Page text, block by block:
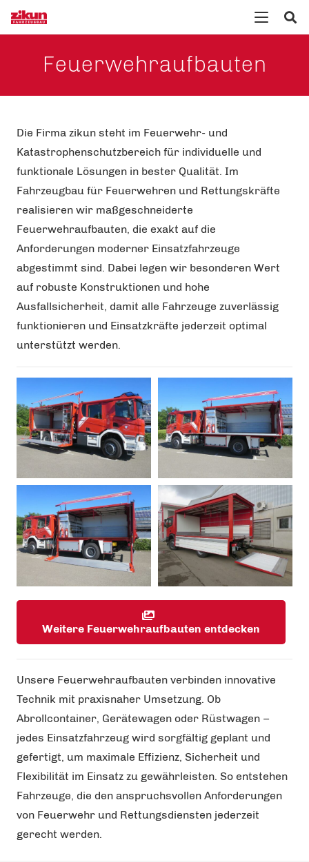
Feuerwehraufbauten
Die Firma zikun steht im Feuerwehr- und
Katastrophenschutzbereich für individuelle und
funktionale Lösungen in bester Qualität. Im
Fahrzeugbau für Feuerwehren und Rettungskräfte
realisieren wir maßgeschneiderte
Feuerwehraufbauten, die exakt auf die
Anforderungen moderner Einsatzfahrzeuge
abgestimmt sind. Dabei legen wir besonderen Wert
auf robuste Konstruktionen und hohe
Ausfallsicherheit, damit alle Fahrzeuge zuverlässig
funktionieren und Einsatzkräfte jederzeit optimal
unterstützt werden.
Weitere Feuerwehraufbauten entdecken
Unsere Feuerwehraufbauten verbinden innovative
Technik mit praxisnaher Umsetzung. Ob
Abrollcontainer, Gerätewagen oder Rüstwagen –
jedes Einsatzfahrzeug wird sorgfältig geplant und
gefertigt, um maximale Effizienz, Sicherheit und
Flexibilität im Einsatz zu gewährleisten. So entstehen
Fahrzeuge, die den anspruchsvollen Anforderungen
von Feuerwehr und Rettungsdiensten jederzeit
gerecht werden.